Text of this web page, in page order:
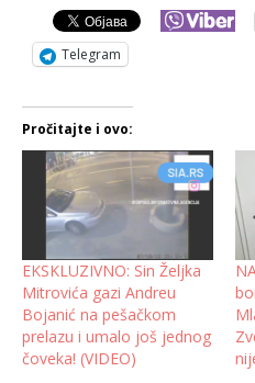
Telegram
Pročitajte i ovo:
EKSKLUZIVNO: Sin Željka
Mitrovića gazi Andreu
Bojanić na pešačkom
prelazu i umalo još jednog
čoveka! (VIDEO)